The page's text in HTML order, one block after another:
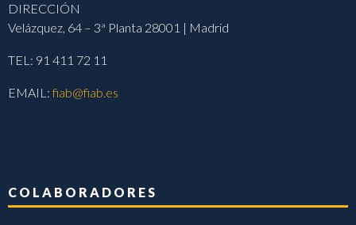
DIRECCIÓN
Velázquez, 64 – 3ª Planta 28001 | Madrid
TEL: 91 411 72 11
EMAIL:fiab@fiab.es
COLABORADORES